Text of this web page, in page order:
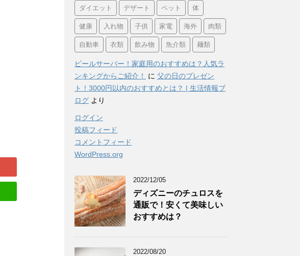
ダイエット デザート ペット 体
健康 入れ物 子供 家電 海外 肉類
自動車 衣類 飲み物 魚介類 麺類
ビールサーバー！家庭用のおすすめは？人気ラ
ンキングからご紹介！
に 父の日のプレゼン
ト！3000円以内のおすすめとは？ | 生活情報ブ
ログ より
ログイン
投稿フィード
コメントフィード
WordPress.org
2022/12/05
ディズニーのチュロスを
通販で！安くて美味しい
おすすめは？
2022/08/20